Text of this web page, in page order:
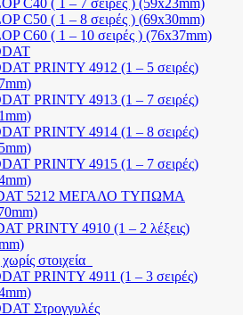
C40 ( 1 – 7 σειρές ) (59x23mm)
C50 ( 1 – 8 σειρές ) (69x30mm)
C60 ( 1 – 10 σειρές ) (76x37mm)
PRINTY 4912 (1 – 5 σειρές)
PRINTY 4913 (1 – 7 σειρές)
PRINTY 4914 (1 – 8 σειρές)
PRINTY 4915 (1 – 7 σειρές)
5212 ΜΕΓΑΛΟ ΤΥΠΩΜΑ
PRINTY 4910 (1 – 2 λέξεις)
στοιχεία
PRINTY 4911 (1 – 3 σειρές)
Στρογγυλές